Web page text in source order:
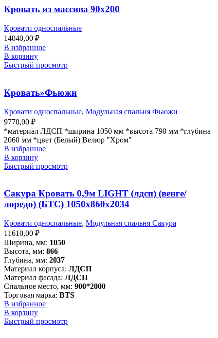
Кровать из массива 90х200
Кровати односпальные
14040,00 ₽
В избранное
В корзину
Быстрый просмотр
Кровать»Фьюжн
Кровати односпальные, Модульная спальня Фьюжн
9770,00 ₽
*материал ЛДСП *ширина 1050 мм *высота 790 мм *глубина
2060 мм *цвет (Белый) Велюр "Хром"
В избранное
В корзину
Быстрый просмотр
Сакура Кровать 0,9м LIGHT (лдсп) (венге/
лоредо) (БТС) 1050х860х2034
Кровати односпальные, Модульная спальня Сакура
11610,00 ₽
Ширина, мм: 1050
Высота, мм: 866
Глубина, мм: 2037
Материал корпуса: ЛДСП
Материал фасада: ЛДСП
Спальное место, мм: 900*2000
Торговая марка: BTS
В избранное
В корзину
Быстрый просмотр